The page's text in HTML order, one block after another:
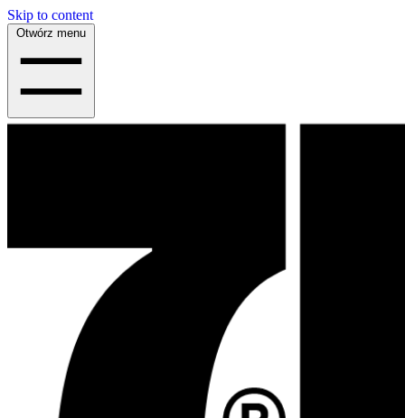
Skip to content
Otwórz menu